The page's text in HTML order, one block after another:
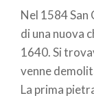
Nel 1584
di una nuova
1640. Si
venne
La prima